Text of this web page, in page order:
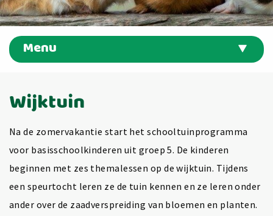
Menu
Wijktuin
Na de zomervakantie start het schooltuinprogramma
voor basisschoolkinderen uit groep 5. De kinderen
beginnen met zes themalessen op de wijktuin. Tijdens
een speurtocht leren ze de tuin kennen en ze leren onder
ander over de zaadverspreiding van bloemen en planten.